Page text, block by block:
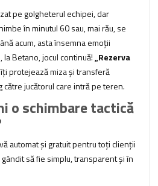
pe golgheterul echipei, dar
în minutul 60 sau, mai rău, se
acum, asta însemna emoții
Betano, jocul continuă!„Rezerva
protejează miza și transferă
către jucătorul care intră pe teren.
o schimbare tactică
automat și gratuit pentru toți clienții
să fie simplu, transparent și în